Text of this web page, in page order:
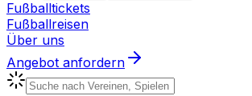
Fußballtickets
Fußballreisen
Über uns
Angebot anfordern